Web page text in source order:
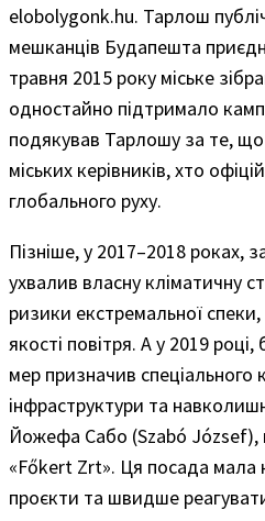
elobolygonk.hu. Тарлош
мешканців Будапешта
травня 2015 року міське
одностайно підтримало
подякував Тарлошу за те,
міських керівників, хто
глобального руху.
Пізніше, у 2017–2018 роках,
ухвалив власну кліматичну
ризики екстремальної
якості повітря. А у 2019
мер призначив спеціального
інфраструктури та
Йожефа Сабо (Szabó József),
«Főkert Zrt». Ця посада мала
проєкти та швидше